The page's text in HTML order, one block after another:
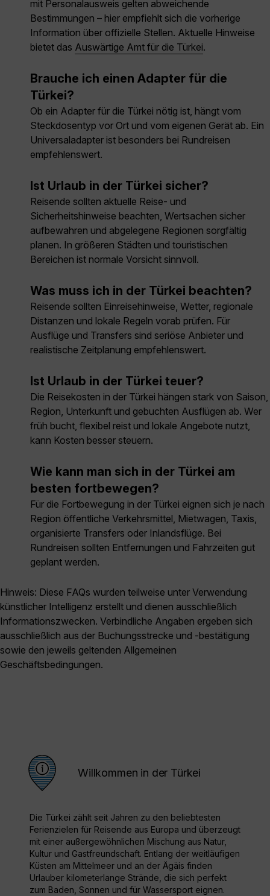
mit Personalausweis gelten abweichende
Bestimmungen – hier empfiehlt sich die vorherige
Information über offizielle Stellen. Aktuelle Hinweise
bietet das Auswärtige Amt für die Türkei.
Brauche ich einen Adapter für die
Türkei?
Ob ein Adapter für die Türkei nötig ist, hängt vom
Steckdosentyp vor Ort und vom eigenen Gerät ab. Ein
Universaladapter ist besonders bei Rundreisen
empfehlenswert.
Ist Urlaub in der Türkei sicher?
Reisende sollten aktuelle Reise- und
Sicherheitshinweise beachten, Wertsachen sicher
aufbewahren und abgelegene Regionen sorgfältig
planen. In größeren Städten und touristischen
Bereichen ist normale Vorsicht sinnvoll.
Was muss ich in der Türkei beachten?
Reisende sollten Einreisehinweise, Wetter, regionale
Distanzen und lokale Regeln vorab prüfen. Für
Ausflüge und Transfers sind seriöse Anbieter und
realistische Zeitplanung empfehlenswert.
Ist Urlaub in der Türkei teuer?
Die Reisekosten in der Türkei hängen stark von Saison,
Region, Unterkunft und gebuchten Ausflügen ab. Wer
früh bucht, flexibel reist und lokale Angebote nutzt,
kann Kosten besser steuern.
Wie kann man sich in der Türkei am
besten fortbewegen?
Für die Fortbewegung in der Türkei eignen sich je nach
Region öffentliche Verkehrsmittel, Mietwagen, Taxis,
organisierte Transfers oder Inlandsflüge. Bei
Rundreisen sollten Entfernungen und Fahrzeiten gut
geplant werden.
Hinweis: Diese FAQs wurden teilweise unter Verwendung
künstlicher Intelligenz erstellt und dienen ausschließlich
Informationszwecken. Verbindliche Angaben ergeben sich
ausschließlich aus der Buchungsstrecke und -bestätigung
sowie den jeweils geltenden Allgemeinen
Geschäftsbedingungen.
Willkommen in der Türkei
Die Türkei zählt seit Jahren zu den beliebtesten
Ferienzielen für Reisende aus Europa und überzeugt
mit einer außergewöhnlichen Mischung aus Natur,
Kultur und Gastfreundschaft. Entlang der weitläufigen
Küsten am Mittelmeer und an der Ägäis finden
Urlauber kilometerlange Strände, die sich perfekt
zum Baden, Sonnen und für Wassersport eignen.